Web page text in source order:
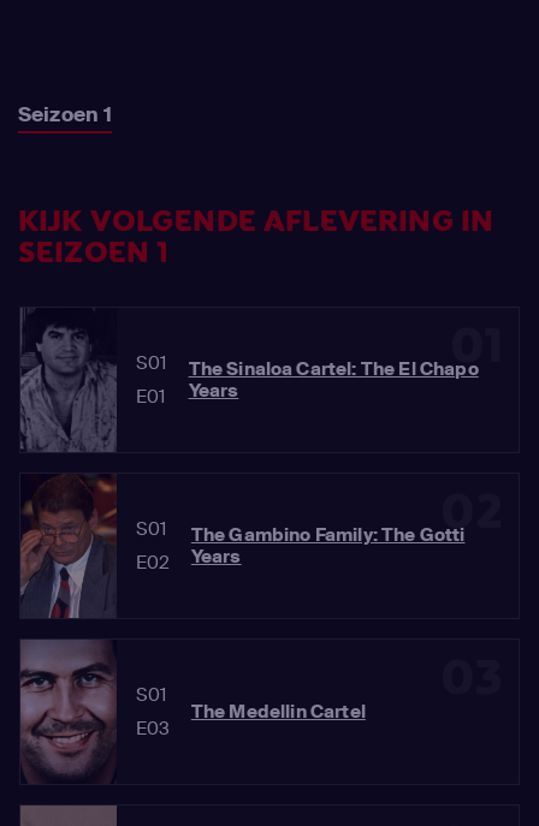
Seizoen 1
KIJK VOLGENDE AFLEVERING IN
SEIZOEN 1
S01
E01
The Sinaloa Cartel: The El Chapo
Years
02
S01
E02
The Gambino Family: The Gotti
Years
S01
E03
The Medellin Cartel